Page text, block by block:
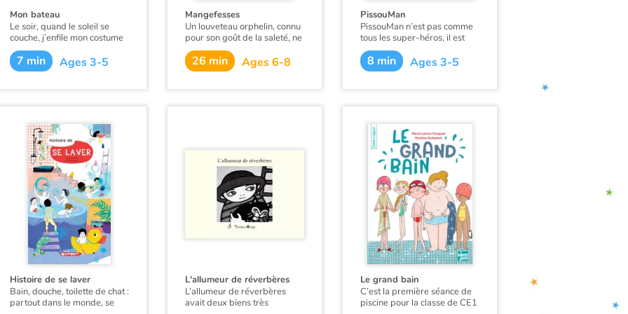
Mon bateau
Le soir, quand le soleil se
couche, j’enfile mon costume
de marin et je monte sur mon
bateau. L’équipage m’attend.
Une histoire qui associe le
tempête… Embarquez dans
l’aventure.
7 min Ages 3-5
Mangefesses
Un louveteau orphelin, connu
pour son goût de la saleté, ne
cesse de semer le désordre
dans une forêt peuplée de
lapins, castors et grenouilles.
26 min Ages 6-8
PissouMan
PissouMan n’est pas comme
tous les super-héros, il est
doté d’un pouvoir bien
particulier... Celui de faire
des super-pissous ! Quand le
réparer son costume par sa
maman, et Super-Ours a déjà
été capturé. Pissouman
parviendra-t-il à sauver tout
le monde ?!
8 min Ages 3-5
Histoire de se laver
Bain, douche, toilette de chat :
partout dans le monde, se
L'allumeur de réverbères
L’allumeur de réverbères
avait deux biens très
Le grand bain
C’est la première séance de
piscine pour la classe de CE1